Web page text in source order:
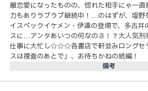
離恋愛になったものの、惚れた相手にゃ一
力もありラブラブ継続中！…のはずが、塩野
イスペックイケメン・伊達の登場で、多古井
スに…アンタあいつの何なのさ！？大人気刑
仕事に大忙し☆☆☆各書店で軒並みロングセ
スは捜査のあとで」、お待ちかねの続編！
備考